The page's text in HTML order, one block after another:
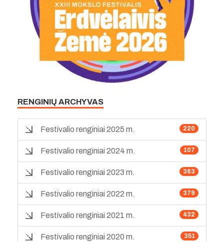
RENGINIŲ ARCHYVAS
220
Festivalio renginiai 2025 m.
107
Festivalio renginiai 2024 m.
363
Festivalio renginiai 2023 m.
379
Festivalio renginiai 2022 m.
432
Festivalio renginiai 2021 m.
351
Festivalio renginiai 2020 m.